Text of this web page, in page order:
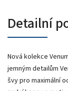
Detailní
Nová kolekce
jemným detailům
švy pro maximální